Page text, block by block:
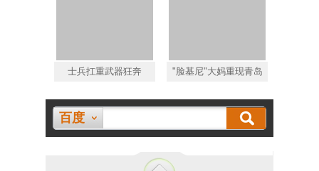
士兵扛重武器狂奔 "脸基尼"大妈重现青岛
百度